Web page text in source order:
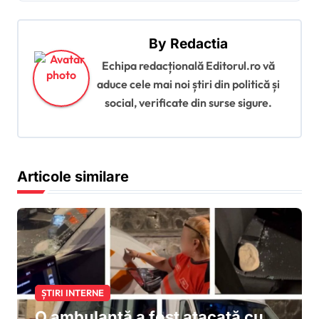
a
e
î
a
t
i
c
o
l
e
By Redactia
Echipa redacțională Editorul.ro vă
aduce cele mai noi știri din politică și
social, verificate din surse sigure.
Articole similare
ȘTIRI INTERNE